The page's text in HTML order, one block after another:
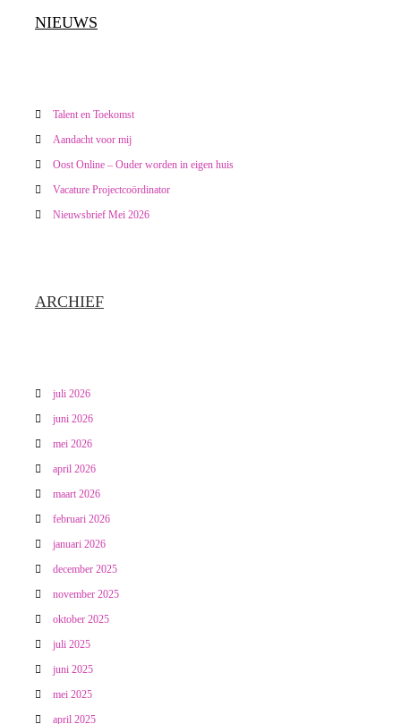
n
i
g
a
i
n
NIEUWS
Talent en Toekomst
Aandacht voor mij
Oost Online – Ouder worden in eigen huis
Vacature Projectcoördinator
Nieuwsbrief Mei 2026
ARCHIEF
juli 2026
juni 2026
mei 2026
april 2026
maart 2026
februari 2026
januari 2026
december 2025
november 2025
oktober 2025
juli 2025
juni 2025
mei 2025
april 2025